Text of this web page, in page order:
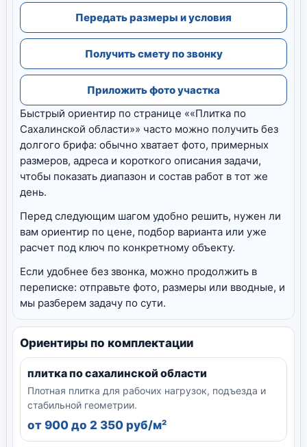
Передать размеры и условия
Получить смету по звонку
Приложить фото участка
Быстрый ориентир по странице ««Плитка по
Сахалинской области»» часто можно получить без
долгого брифа: обычно хватает фото, примерных
размеров, адреса и короткого описания задачи,
чтобы показать диапазон и состав работ в тот же
день.
Перед следующим шагом удобно решить, нужен ли
вам ориентир по цене, подбор варианта или уже
расчет под ключ по конкретному объекту.
Если удобнее без звонка, можно продолжить в
переписке: отправьте фото, размеры или вводные, и
мы разберем задачу по сути.
Ориентиры по комплектации
плитка по сахалинской области
Плотная плитка для рабочих нагрузок, подъезда и
стабильной геометрии.
от 900 до 2 350 руб/м²